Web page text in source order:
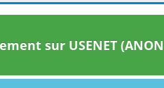
sur USENET